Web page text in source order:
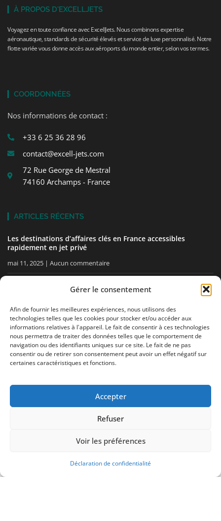
Gérer le consentement
Afin de fournir les meilleures expériences, nous utilisons des
technologies telles que les cookies pour stocker et/ou accéder aux
informations relatives à l'appareil. Le fait de consentir à ces technologies
nous permettra de traiter des données telles que le comportement de
navigation ou des identifiants uniques sur ce site. Le fait de ne pas
consentir ou de retirer son consentement peut avoir un effet négatif sur
certaines caractéristiques et fonctions.
Accepter
Refuser
Voir les préférences
Déclaration de confidentialité
À PROPOS D'EXCELLJETS
Voyagez en toute confiance avec ExcellJets. Nous combinons expertise
aéronautique, standards de sécurité élevés et service de luxe personnalisé. Notre
flotte variée vous donne accès aux aéroports du monde entier, selon vos termes.
COORDONNÉES
Nos informations de contact :
+33 6 25 36 28 96
contact@excell-jets.com
72 Rue George de Mestral
74160 Archamps - France
ARTICLES RÉCENTS
Les destinations d’affaires clés en France accessibles
rapidement en jet privé
mai 11, 2025 Aucun commentaire
Comment bien préparer votre premier vol en jet privé avec
mai 11, 2025 Aucun commentaire
RESTEZ INFORMÉ
Recevez nos conseils, nos actualités directement dans votre
la politique de confidentialité